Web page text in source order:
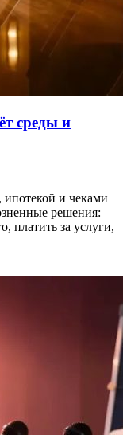
среды и
ипотекой и чеками
решения:
платить за услуги,